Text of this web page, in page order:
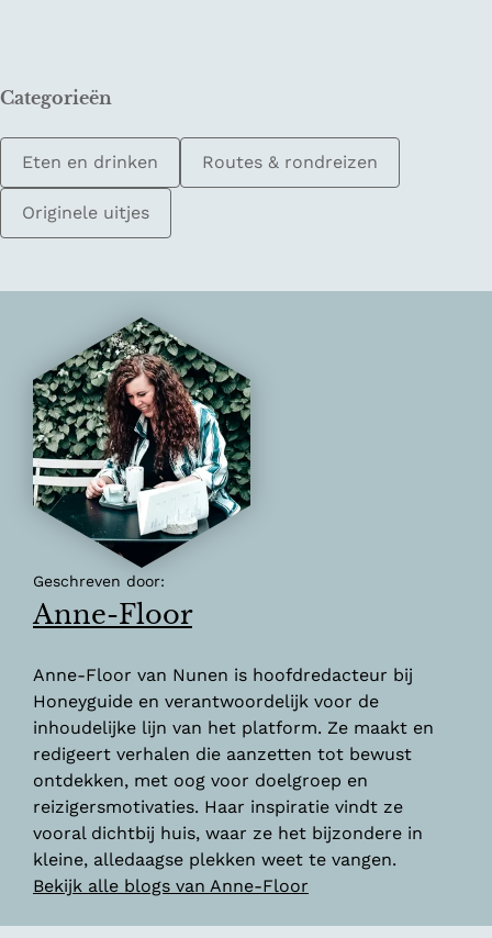
Categorieën
Eten en drinken Routes & rondreizen
Originele uitjes
Geschreven door:
Anne-Floor
Anne-Floor van Nunen is hoofdredacteur bij
Honeyguide en verantwoordelijk voor de
inhoudelijke lijn van het platform. Ze maakt en
redigeert verhalen die aanzetten tot bewust
ontdekken, met oog voor doelgroep en
reizigersmotivaties. Haar inspiratie vindt ze
vooral dichtbij huis, waar ze het bijzondere in
kleine, alledaagse plekken weet te vangen.
Bekijk alle blogs van Anne-Floor